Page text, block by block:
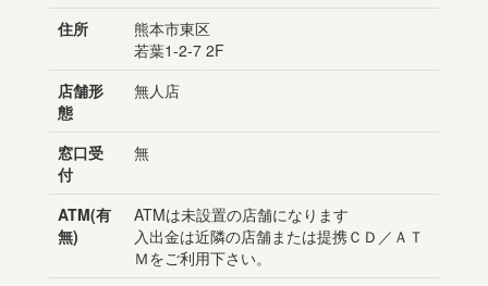
住所
熊本市東区
若葉1-2-7 2F
店舗形
態
無人店
窓口受
付
無
ATM(有
無)
ATMは未設置の店舗になります
入出金は近隣の店舗または提携ＣＤ／ＡＴ
Ｍをご利用下さい。